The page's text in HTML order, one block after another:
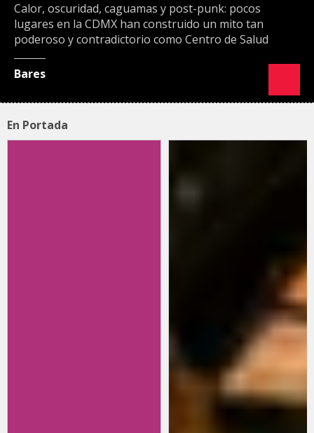
Calor, oscuridad, caguamas y post-punk: pocos
lugares en la CDMX han construido un mito tan
poderoso y contradictorio como Centro de Salud
Bares
En Portada